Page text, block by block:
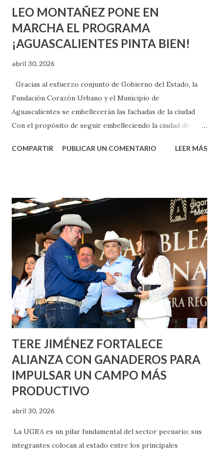
LEO MONTAÑEZ PONE EN
MARCHA EL PROGRAMA
¡AGUASCALIENTES PINTA BIEN!
abril 30, 2026
Gracias al esfuerzo conjunto de Gobierno del Estado, la
Fundación Corazón Urbano y el Municipio de
Aguascalientes se embellecerán las fachadas de la ciudad
Con el propósito de seguir embelleciendo la ciudad de
municipal, Leo Montañez dio inicio al programa
Corazón Urbano y el Municipio capital. Leo Montañez
informó que en este programa se usarán cerca de 90 mil
metros cuadrados de pintura, para dar inicio en la calle
Nieto, entre Jesús F. Elizondo y la calle 22 de Octubre, con
lo que se aplicará pintura en 66 casas. Posteriormente se
llevará este programa a Villas de Nuestra Señora de la
Asunción, Avenida Alameda y Decreto 27 de Septiembre, en
los edificios FOVISSSTE Ojo de Agua, en la comunidad
Norias de Paso Hondo y en los edificios de...
COMPARTIR PUBLICAR UN COMENTARIO LEER MÁS
TERE JIMÉNEZ FORTALECE
ALIANZA CON GANADEROS PARA
IMPULSAR UN CAMPO MÁS
PRODUCTIVO
abril 30, 2026
La UGRA es un pilar fundamental del sector pecuario; sus
integrantes colocan al estado entre los principales